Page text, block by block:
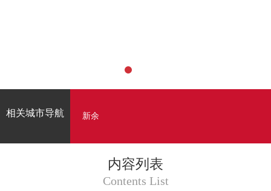
相关城市导航 新余
内容列表
Contents List